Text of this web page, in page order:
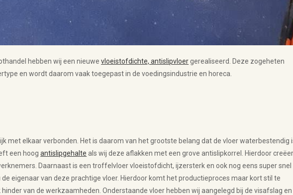
hebben wij een nieuwevloeistofdichte, antislipvloergerealiseerd. Deze zogeheten
en wordt daarom vaak toegepast in de voedingsindustrie en horeca.
met elkaar verbonden. Het is daarom van het grootste belang dat de vloer waterbestendig
een hoogantislipgehalte als wij deze aflakken met een grove antislipkorrel. Hierdoor
Daarnaast is een troffelvloer vloeistofdicht, ijzersterk en ook nog eens super snel
eigenaar van deze prachtige vloer. Hierdoor komt het productieproces maar kort stil te
van de werkzaamheden. Onderstaande vloer hebben wij aangelegd bij de visafslag en